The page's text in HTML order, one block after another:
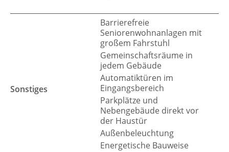
Sonstiges
Barrierefreie
Seniorenwohnanlagen mit
großem Fahrstuhl
Gemeinschaftsräume in
jedem Gebäude
Automatiktüren im
Eingangsbereich
Parkplätze und
Nebengebäude direkt vor
der Haustür
Außenbeleuchtung
Energetische Bauweise